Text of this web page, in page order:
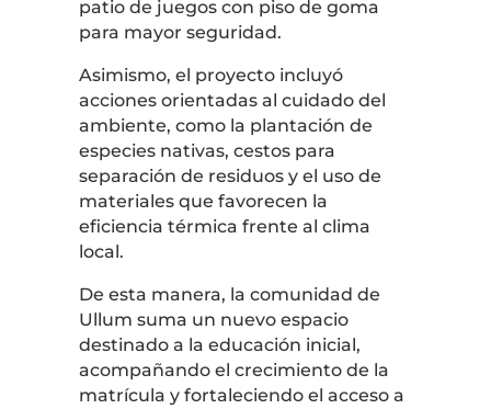
patio de juegos con piso de goma
para mayor seguridad.
Asimismo, el proyecto incluyó
acciones orientadas al cuidado del
ambiente, como la plantación de
especies nativas, cestos para
separación de residuos y el uso de
materiales que favorecen la
eficiencia térmica frente al clima
local.
De esta manera, la comunidad de
Ullum suma un nuevo espacio
destinado a la educación inicial,
acompañando el crecimiento de la
matrícula y fortaleciendo el acceso a